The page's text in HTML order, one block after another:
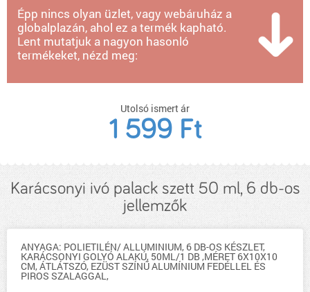
Épp nincs olyan üzlet, vagy webáruház a
globalplazán, ahol ez a termék kapható.
Lent mutatjuk a nagyon hasonló
termékeket, nézd meg:
Utolsó ismert ár
1 599 Ft
Karácsonyi ivó palack szett 50 ml, 6 db-os
jellemzők
ANYAGA: POLIETILÉN/ ALLUMINIUM, 6 DB-OS KÉSZLET,
KARÁCSONYI GOLYÓ ALAKÚ, 50ML/1 DB ,MÉRET 6X10X10
CM, ÁTLÁTSZÓ, EZÜST SZÍNŰ ALUMÍNIUM FEDÉLLEL ÉS
PIROS SZALAGGAL,